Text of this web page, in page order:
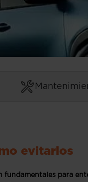
evitarlos
fundamentales para